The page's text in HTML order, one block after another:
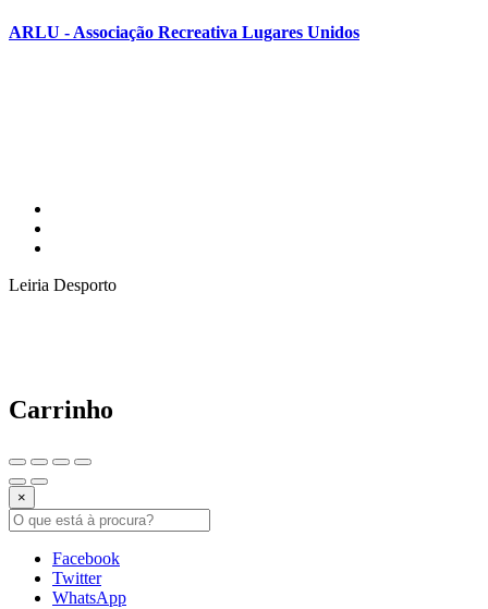
ARLU - Associação Recreativa Lugares Unidos
Leiria Desporto
Carrinho
×
Facebook
Twitter
WhatsApp